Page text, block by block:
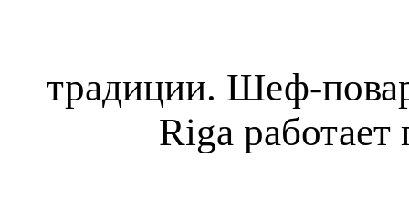
традиции. Шеф-
Riga